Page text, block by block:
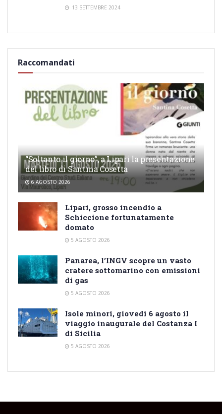
13 SETTEMBRE 2024
Raccomandati
“Soltanto il giorno”, a Lipari la presentazione
del libro di Santina Cosetta
6 AGOSTO 2026
Lipari, grosso incendio a
Schiccione fortunatamente
domato
5 AGOSTO 2026
Panarea, l’INGV scopre un vasto
cratere sottomarino con emissioni
di gas
5 AGOSTO 2026
Isole minori, giovedì 6 agosto il
viaggio inaugurale del Costanza I
di Sicilia
5 AGOSTO 2026